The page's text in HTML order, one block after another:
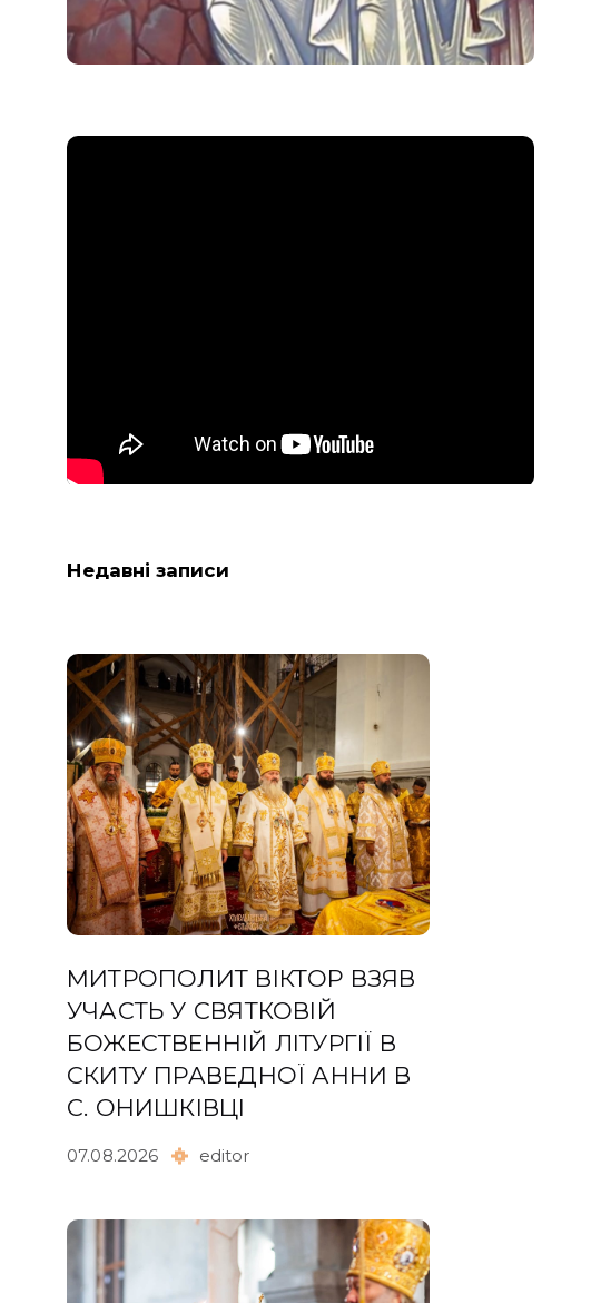
Недавні записи
МИТРОПОЛИТ ВІКТОР ВЗЯВ
УЧАСТЬ У СВЯТКОВІЙ
БОЖЕСТВЕННІЙ ЛІТУРГІЇ В
СКИТУ ПРАВЕДНОЇ АННИ В
С. ОНИШКІВЦІ
07.08.2026 editor